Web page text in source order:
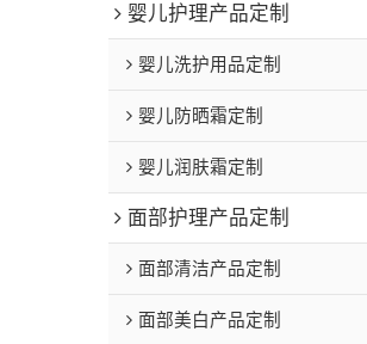
婴儿护理产品定制
婴儿洗护用品定制
婴儿防晒霜定制
婴儿润肤霜定制
面部护理产品定制
面部清洁产品定制
面部美白产品定制